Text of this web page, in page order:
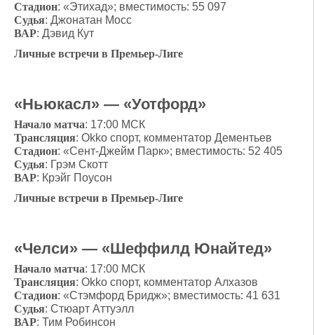
Стадион: «Этихад»; вместимость: 55 097
Судья: Джонатан Мосс
ВАР: Дэвид Кут
Личные встречи в Премьер-Лиге
«Ньюкасл» — «Уотфорд»
Начало матча: 17:00 МСК
Трансляция: Okko cпорт, комментатор Дементьев
Стадион: «Сент-Джейм Парк»; вместимость: 52 405
Судья: Грэм Скотт
ВАР: Крэйг Поусон
Личные встречи в Премьер-Лиге
«Челси» — «Шеффилд Юнайтед»
Начало матча: 17:00 МСК
Трансляция: Okko cпорт, комментатор Алхазов
Стадион: «Стэмфорд Бридж»; вместимость: 41 631
Судья: Стюарт Аттуэлл
ВАР: Тим Робинсон